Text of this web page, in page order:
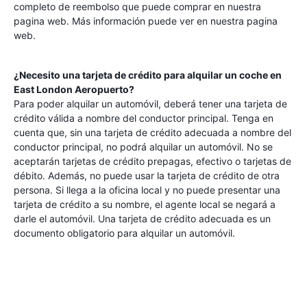
completo de reembolso que puede comprar en nuestra
pagina web. Más información puede ver en nuestra pagina
web.
¿Necesito una tarjeta de crédito para alquilar un coche en
East London Aeropuerto?
Para poder alquilar un automóvil, deberá tener una tarjeta de
crédito válida a nombre del conductor principal. Tenga en
cuenta que, sin una tarjeta de crédito adecuada a nombre del
conductor principal, no podrá alquilar un automóvil. No se
aceptarán tarjetas de crédito prepagas, efectivo o tarjetas de
débito. Además, no puede usar la tarjeta de crédito de otra
persona. Si llega a la oficina local y no puede presentar una
tarjeta de crédito a su nombre, el agente local se negará a
darle el automóvil. Una tarjeta de crédito adecuada es un
documento obligatorio para alquilar un automóvil.